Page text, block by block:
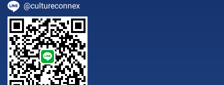
@cultureconnex